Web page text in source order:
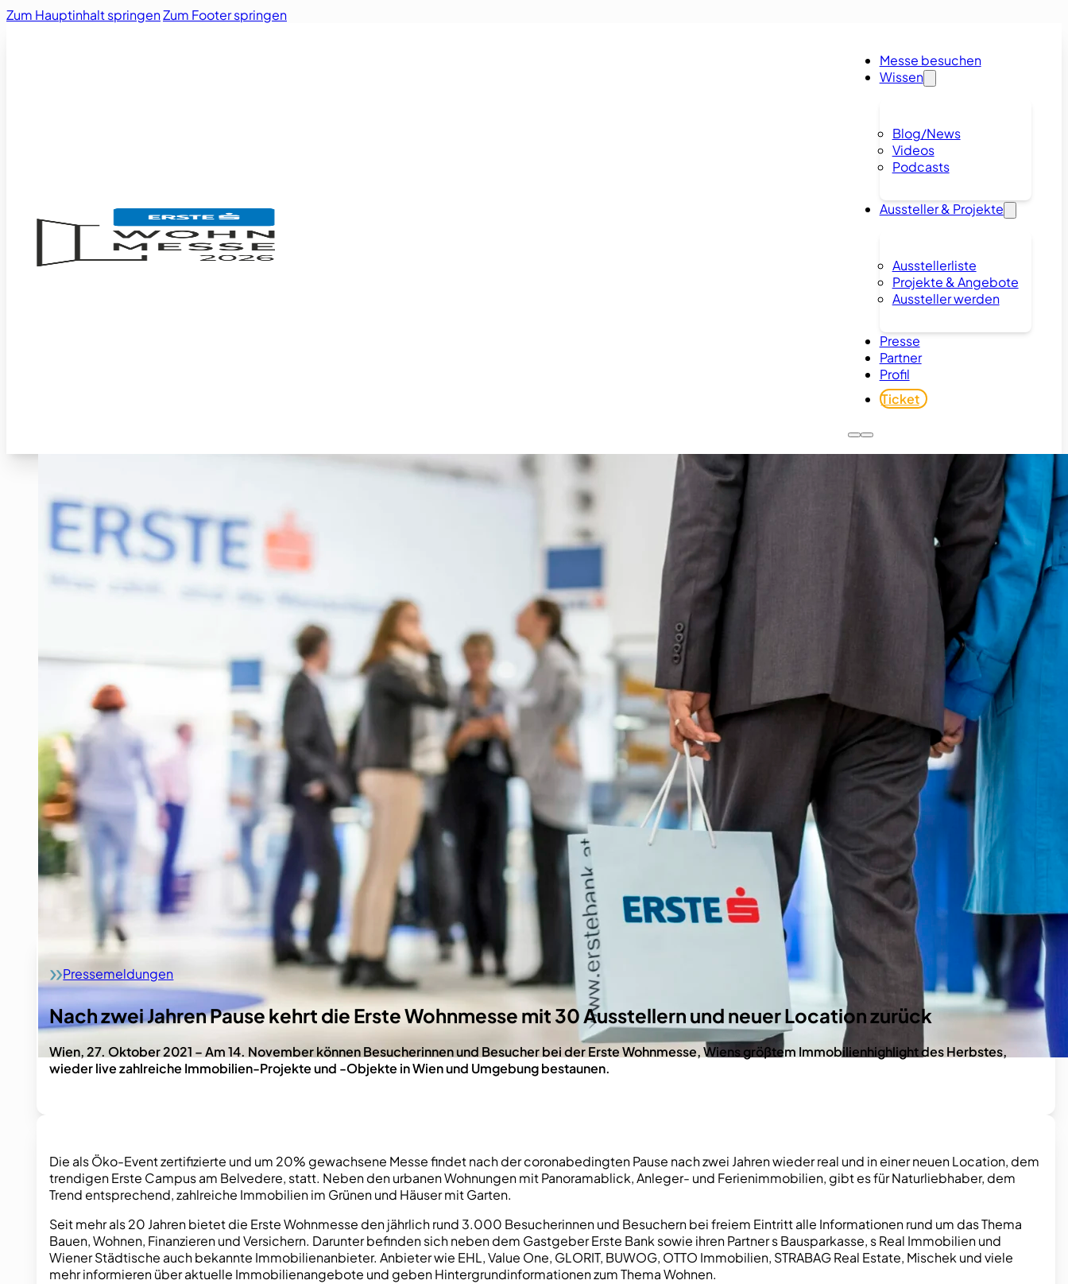
Zum Hauptinhalt springenZum Footer springen
Messe besuchen
Wissen
Blog/News
Videos
Podcasts
Aussteller & Projekte
Ausstellerliste
Projekte & Angebote
Aussteller werden
Presse
Partner
Profil
Ticket
Home
Pressemeldungen
Nach zwei Jahren Pause kehrt die Erste Wohnmesse mit 30 Ausstellern und neuer Location zurück
Wien, 27. Oktober 2021 – Am 14. November können Besucherinnen und Besucher bei der Erste Wohnmesse, Wiens größtem Immobilienhighlight des Herbstes,
wieder live zahlreiche Immobilien-Projekte und -Objekte in Wien und Umgebung bestaunen.
Die als Öko-Event zertifizierte und um 20% gewachsene Messe findet nach der coronabedingten Pause nach zwei Jahren wieder real und in einer neuen Location, dem
trendigen Erste Campus am Belvedere, statt. Neben den urbanen Wohnungen mit Panoramablick, Anleger- und Ferienimmobilien, gibt es für Naturliebhaber, dem
Trend entsprechend, zahlreiche Immobilien im Grünen und Häuser mit Garten.
Seit mehr als 20 Jahren bietet die Erste Wohnmesse den jährlich rund 3.000 Besucherinnen und Besuchern bei freiem Eintritt alle Informationen rund um das Thema
Bauen, Wohnen, Finanzieren und Versichern. Darunter befinden sich neben dem Gastgeber Erste Bank sowie ihren Partner s Bausparkasse, s Real Immobilien und
Wiener Städtische auch bekannte Immobilienanbieter. Anbieter wie EHL, Value One, GLORIT, BUWOG, OTTO Immobilien, STRABAG Real Estate, Mischek und viele
mehr informieren über aktuelle Immobilienangebote und geben Hintergrundinformationen zum Thema Wohnen.